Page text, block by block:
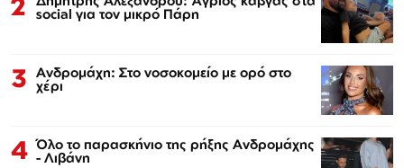
social για τον μικρό Πάρη
3 Ανδρομάχη: Στο νοσοκομείο με ορό στο
χέρι
4 Όλο το παρασκήνιο της ρήξης Ανδρομάχης
- Λιβάνη